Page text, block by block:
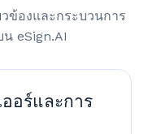
ข้องและกระบวนการ
eSign.AI
อร์และการ